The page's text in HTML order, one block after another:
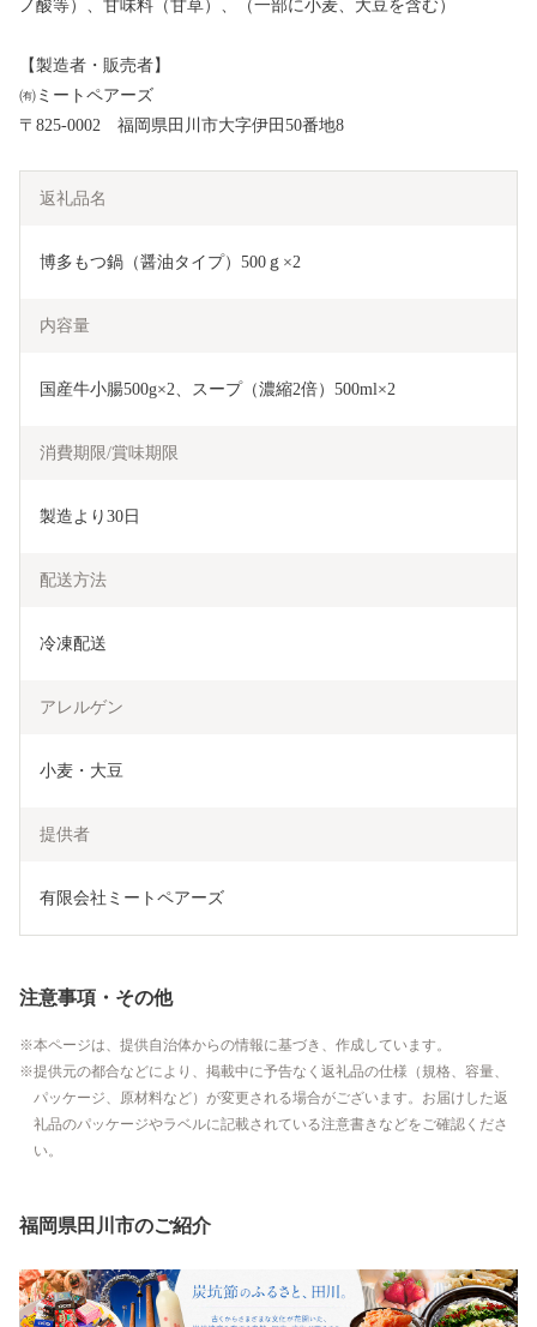
ノ酸等）、甘味料（甘草）、（一部に小麦、大豆を含む）
【製造者・販売者】
㈲ミートペアーズ
〒825-0002 福岡県田川市大字伊田50番地8
返礼品名
博多もつ鍋（醤油タイプ）500ｇ×2
内容量
国産牛小腸500g×2、スープ（濃縮2倍）500ml×2
消費期限/賞味期限
製造より30日
配送方法
冷凍配送
アレルゲン
小麦・大豆
提供者
有限会社ミートペアーズ
注意事項・その他
本ページは、提供自治体からの情報に基づき、作成しています。
提供元の都合などにより、掲載中に予告なく返礼品の仕様（規格、容量、
パッケージ、原材料など）が変更される場合がございます。お届けした返
礼品のパッケージやラベルに記載されている注意書きなどをご確認くださ
い。
福岡県田川市のご紹介